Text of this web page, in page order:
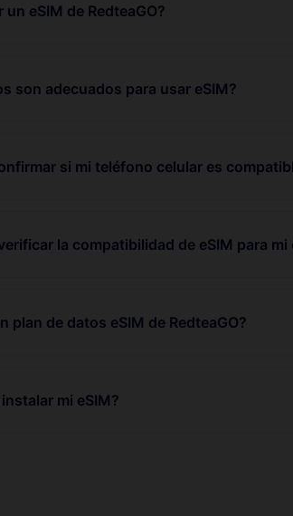
eSIM de RedteaGO?
son adecuados para usar eSIM?
si mi teléfono celular es
la compatibilidad de eSIM para
plan de datos eSIM de RedteaGO?
mi eSIM?